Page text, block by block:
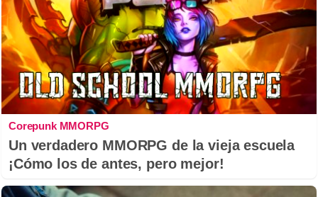
Corepunk MMORPG
Un verdadero MMORPG de la vieja escuela
¡Cómo los de antes, pero mejor!